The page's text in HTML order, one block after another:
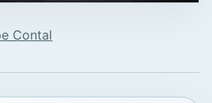
Contal